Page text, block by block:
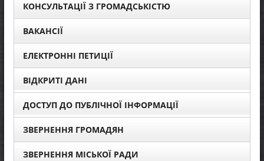
КОНСУЛЬТАЦІЇ З ГРОМАДСЬКІСТЮ
ВАКАНСІЇ
ЕЛЕКТРОННІ ПЕТИЦІЇ
ВІДКРИТІ ДАНІ
ДОСТУП ДО ПУБЛІЧНОЇ ІНФОРМАЦІЇ
ЗВЕРНЕННЯ ГРОМАДЯН
ЗВЕРНЕННЯ МІСЬКОЇ РАДИ